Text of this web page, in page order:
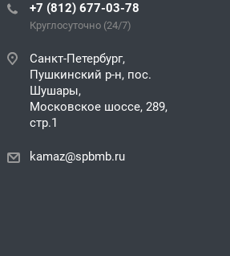
+7 (812) 677-03-78
Круглосуточно (24/7)
Санкт-Петербург,
Пушкинский р-н, пос.
Шушары,
Московское шоссе, 289,
стр.1
kamaz@spbmb.ru